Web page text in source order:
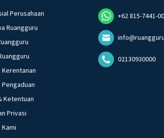
Perusahaan
Ruangguru
Kerentanan
Pengaduan
Ketentuan
Privasi
+62 815-7441-
02130930000